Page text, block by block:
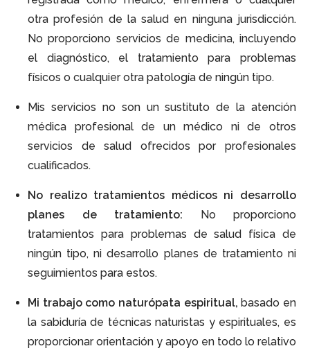
otra profesión de la salud en ninguna jurisdicción.
No proporciono servicios de medicina, incluyendo
el diagnóstico, el tratamiento para problemas
físicos o cualquier otra patología de ningún tipo.
Mis servicios no son un sustituto de la atención
médica profesional de un médico ni de otros
servicios de salud ofrecidos por profesionales
cualificados.
No realizo tratamientos médicos ni desarrollo
planes de tratamiento: No proporciono
tratamientos para problemas de salud física de
ningún tipo, ni desarrollo planes de tratamiento ni
seguimientos para estos.
Mi trabajo como naturópata espiritual, basado en
la sabiduría de técnicas naturistas y espirituales, es
proporcionar orientación y apoyo en todo lo relativo